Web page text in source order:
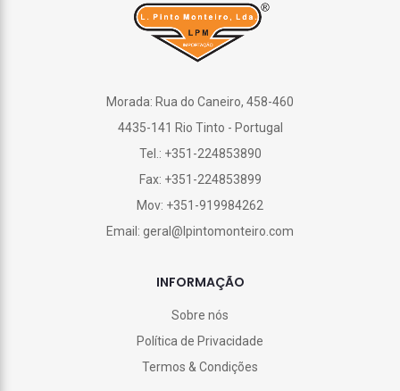
Morada: Rua do Caneiro, 458-460
4435-141 Rio Tinto - Portugal
Tel.: +351-224853890
Fax: +351-224853899
Mov: +351-919984262
Email: geral@lpintomonteiro.com
INFORMAÇÃO
Sobre nós
Política de Privacidade
Termos & Condições